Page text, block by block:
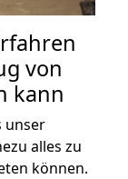
von
kann
unser
alles zu
können.